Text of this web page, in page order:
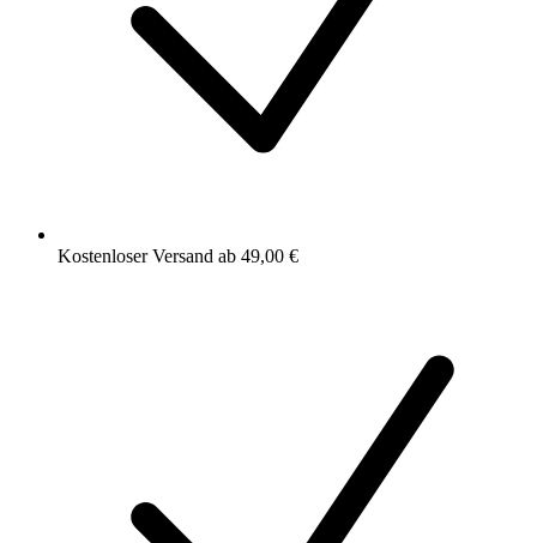
Kostenloser Versand ab 49,00 €